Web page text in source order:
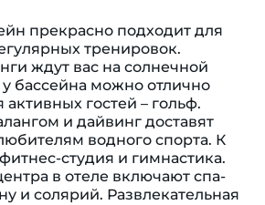
прекрасно подходит для
тренировок.
ждут вас на солнечной
бассейна можно отлично
активных гостей – гольф.
и дайвинг доставят
водного спорта. К
студия и гимнастика.
в отеле включают спа-
и солярий. Развлекательная